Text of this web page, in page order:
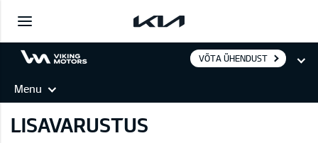
VÕTA ÜHENDUST
Menu
LISAVARUSTUS